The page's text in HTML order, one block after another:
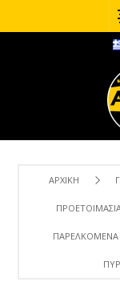
ΑΡΧΙΚΉ
ΠΑΡΕΛΚΌΜΕΝΑ